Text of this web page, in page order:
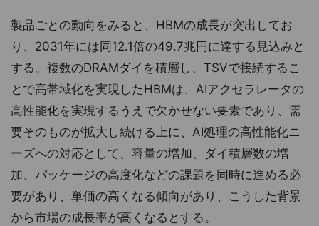
製品ごとの動向をみると、HBMの成長が突出してお
り、2031年には同12.1倍の49.7兆円に達する見込みと
する。複数のDRAMダイを積層し、TSVで接続するこ
とで高帯域化を実現したHBMは、AIアクセラレータの
高性能化を実現するうえで欠かせない要素であり、需
要そのものが拡大し続ける上に、AI処理の高性能化ニ
ーズへの対応として、容量の増加、ダイ積層数の増
加、パッケージの高度化などの課題を同時に進める必
要があり、単価の高くなる傾向があり、こうした背景
から市場の成長率が高くなるとする。